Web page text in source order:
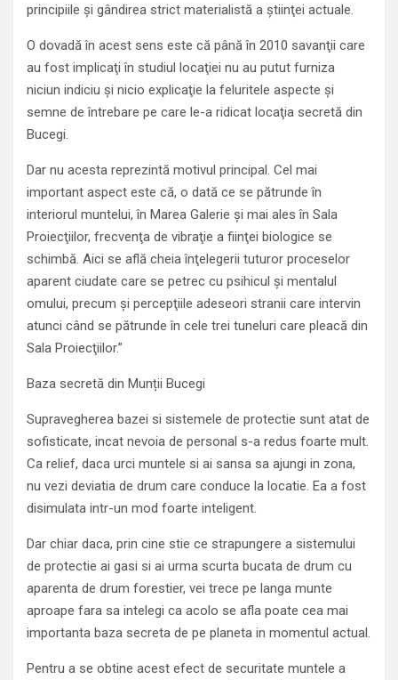
principiile şi gândirea strict materialistă a ştiinţei actuale.
O dovadă în acest sens este că până în 2010 savanţii care
au fost implicaţi în studiul locaţiei nu au putut furniza
niciun indiciu şi nicio explicaţie la feluritele aspecte şi
semne de întrebare pe care le-a ridicat locaţia secretă din
Bucegi.
Dar nu acesta reprezintă motivul principal. Cel mai
important aspect este că, o dată ce se pătrunde în
interiorul muntelui, în Marea Galerie şi mai ales în Sala
Proiecţiilor, frecvenţa de vibraţie a fiinţei biologice se
schimbă. Aici se află cheia înţelegerii tuturor proceselor
aparent ciudate care se petrec cu psihicul şi mentalul
omului, precum şi percepţiile adeseori stranii care intervin
atunci când se pătrunde în cele trei tuneluri care pleacă din
Sala Proiecţiilor.”
Baza secretă din Munții Bucegi
Supravegherea bazei si sistemele de protectie sunt atat de
sofisticate, incat nevoia de personal s-a redus foarte mult.
Ca relief, daca urci muntele si ai sansa sa ajungi in zona,
nu vezi deviatia de drum care conduce la locatie. Ea a fost
disimulata intr-un mod foarte inteligent.
Dar chiar daca, prin cine stie ce strapungere a sistemului
de protectie ai gasi si ai urma scurta bucata de drum cu
aparenta de drum forestier, vei trece pe langa munte
aproape fara sa intelegi ca acolo se afla poate cea mai
importanta baza secreta de pe planeta in momentul actual.
Pentru a se obtine acest efect de securitate muntele a